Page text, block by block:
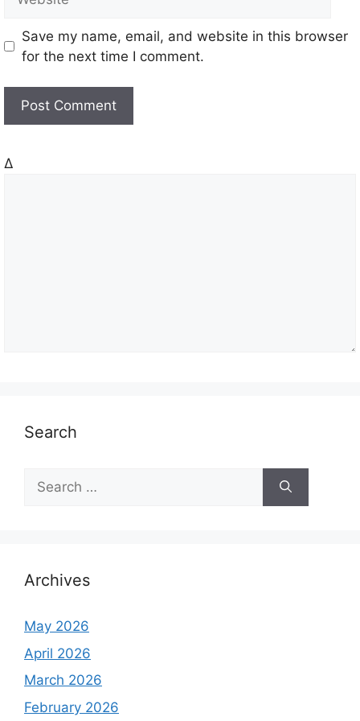
s
t
Save my name, email, and website in this browser
for the next time I comment.
Δ
Search
h
o
:
Archives
May 2026
April 2026
March 2026
February 2026